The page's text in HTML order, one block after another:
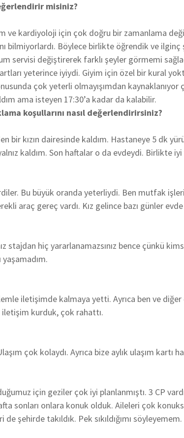
misiniz?
ve kardiyoloji için çok doğru bir zamanlama
bilmiyorlardı. Böylece birlikte öğrendik ve
servisi değiştirerek farklı şeyler görmemi
yeterince iyiydi. Giyim için özel bir kural
çok yeterli olmayışımdan kaynaklanıyor
ama isteyen 17:30’a kadar da kalabilir.
koşullarını nasıl değerlendirirsiniz?
bir kızın dairesinde kaldım. Hastaneye 5 dk
kaldım. Son haftalar o da evdeydi. Birlikte
Bu büyük oranda yeterliydi. Ben mutfak
araç gereç vardı. Kız gelince bazı günler
stajdan hiç yararlanamazsınız bence çünkü
yaşamadım.
iletişimde kalmaya yetti. Ayrıca ben ve
iletişim kurduk, çok rahattı.
çok kolaydı. Ayrıca bize aylık ulaşım kartı
için geziler çok iyi planlanmıştı. 3 CP
sonları onlara konuk olduk. Aileleri çok
de şehirde takıldık. Pek sıkıldığımı